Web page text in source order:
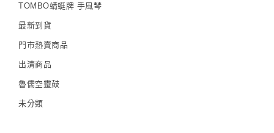
TOMBO蜻蜓牌 手風琴
最新到貨
門市熱賣商品
出清商品
魯儒空靈鼓
未分類